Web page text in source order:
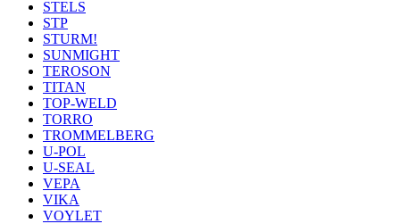
STELS
STP
STURM!
SUNMIGHT
TEROSON
TITAN
TOP-WELD
TORRO
TROMMELBERG
U-POL
U-SEAL
VEPA
VIKA
VOYLET